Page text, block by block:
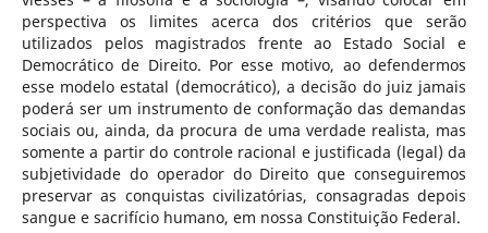
perspectiva os limites acerca dos critérios que serão
utilizados pelos magistrados frente ao Estado Social e
Democrático de Direito. Por esse motivo, ao defendermos
esse modelo estatal (democrático), a decisão do juiz jamais
poderá ser um instrumento de conformação das demandas
sociais ou, ainda, da procura de uma verdade realista, mas
somente a partir do controle racional e justificada (legal) da
subjetividade do operador do Direito que conseguiremos
preservar as conquistas civilizatórias, consagradas depois
sangue e sacrifício humano, em nossa Constituição Federal.